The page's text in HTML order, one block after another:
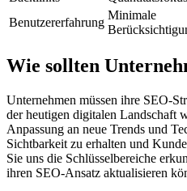
Benutzererfahrung
Minimale
Wie sollten
Unternehmen müssen ihre SEO-
der heutigen digitalen Landschaft
Anpassung an neue Trends und
Sichtbarkeit zu erhalten und
Sie uns die Schlüsselbereiche
ihren SEO-Ansatz aktualisieren